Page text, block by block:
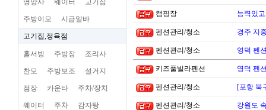
영양사 웨이터 고기집
주방이모 시급알바
고기집,정육점
홀서빙 주방장 조리사
찬모 주방보조 설거지
점장 카운타 주차/장치
웨이터 주차 감자탕
캠핑장 능력있
펜션관리/청소 경주 지
펜션관리/청소 영덕 펜
키즈풀빌라펜션 영덕 펜
펜션관리/청소 [포항 북
펜션관리/청소 강원도